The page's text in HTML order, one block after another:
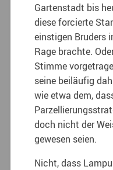
Gartenstadt bis
diese forcierte
einstigen Bruders
Rage brachte.
Stimme
seine beiläufig
wie etwa dem,
doch nicht der
gewesen seien.
Nicht, dass